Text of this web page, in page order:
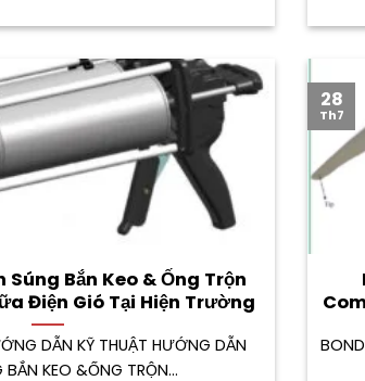
Súng Bắn Keo & Ống Trộn
Điện Gió Tại Hiện Trường
DẪN KỸ THUẬT HƯỚNG DẪN
BẮN KEO &ỐNG TRỘN...
28
Th7